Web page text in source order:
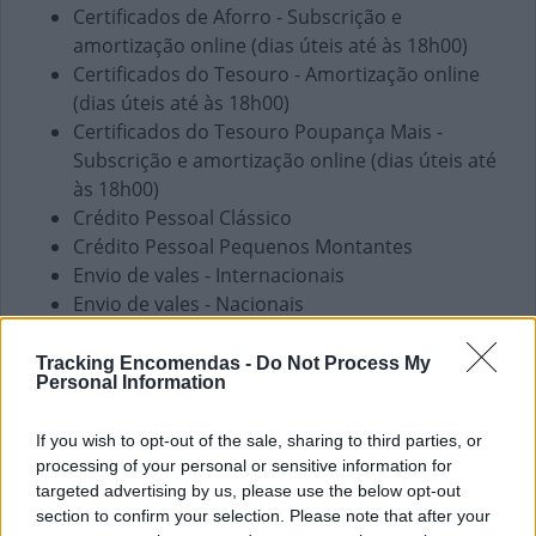
Tracking Encomendas - Do Not Process My
Personal Information
If you wish to opt-out of the sale, sharing to third parties, or
processing of your personal or sensitive information for
targeted advertising by us, please use the below opt-out
section to confirm your selection. Please note that after your
Certificados de Aforro - Subscrição e
amortização online (dias úteis até às 18h00)
Certificados do Tesouro - Amortização online
(dias úteis até às 18h00)
Certificados do Tesouro Poupança Mais -
Subscrição e amortização online (dias úteis até
às 18h00)
Crédito Pessoal Clássico
Crédito Pessoal Pequenos Montantes
Envio de vales - Internacionais
Envio de vales - Nacionais
Pagamento de Coimas
Pagamento de Faturas
Pagamento de Portagens
Pagamento de Vales
Seguros Capitalização